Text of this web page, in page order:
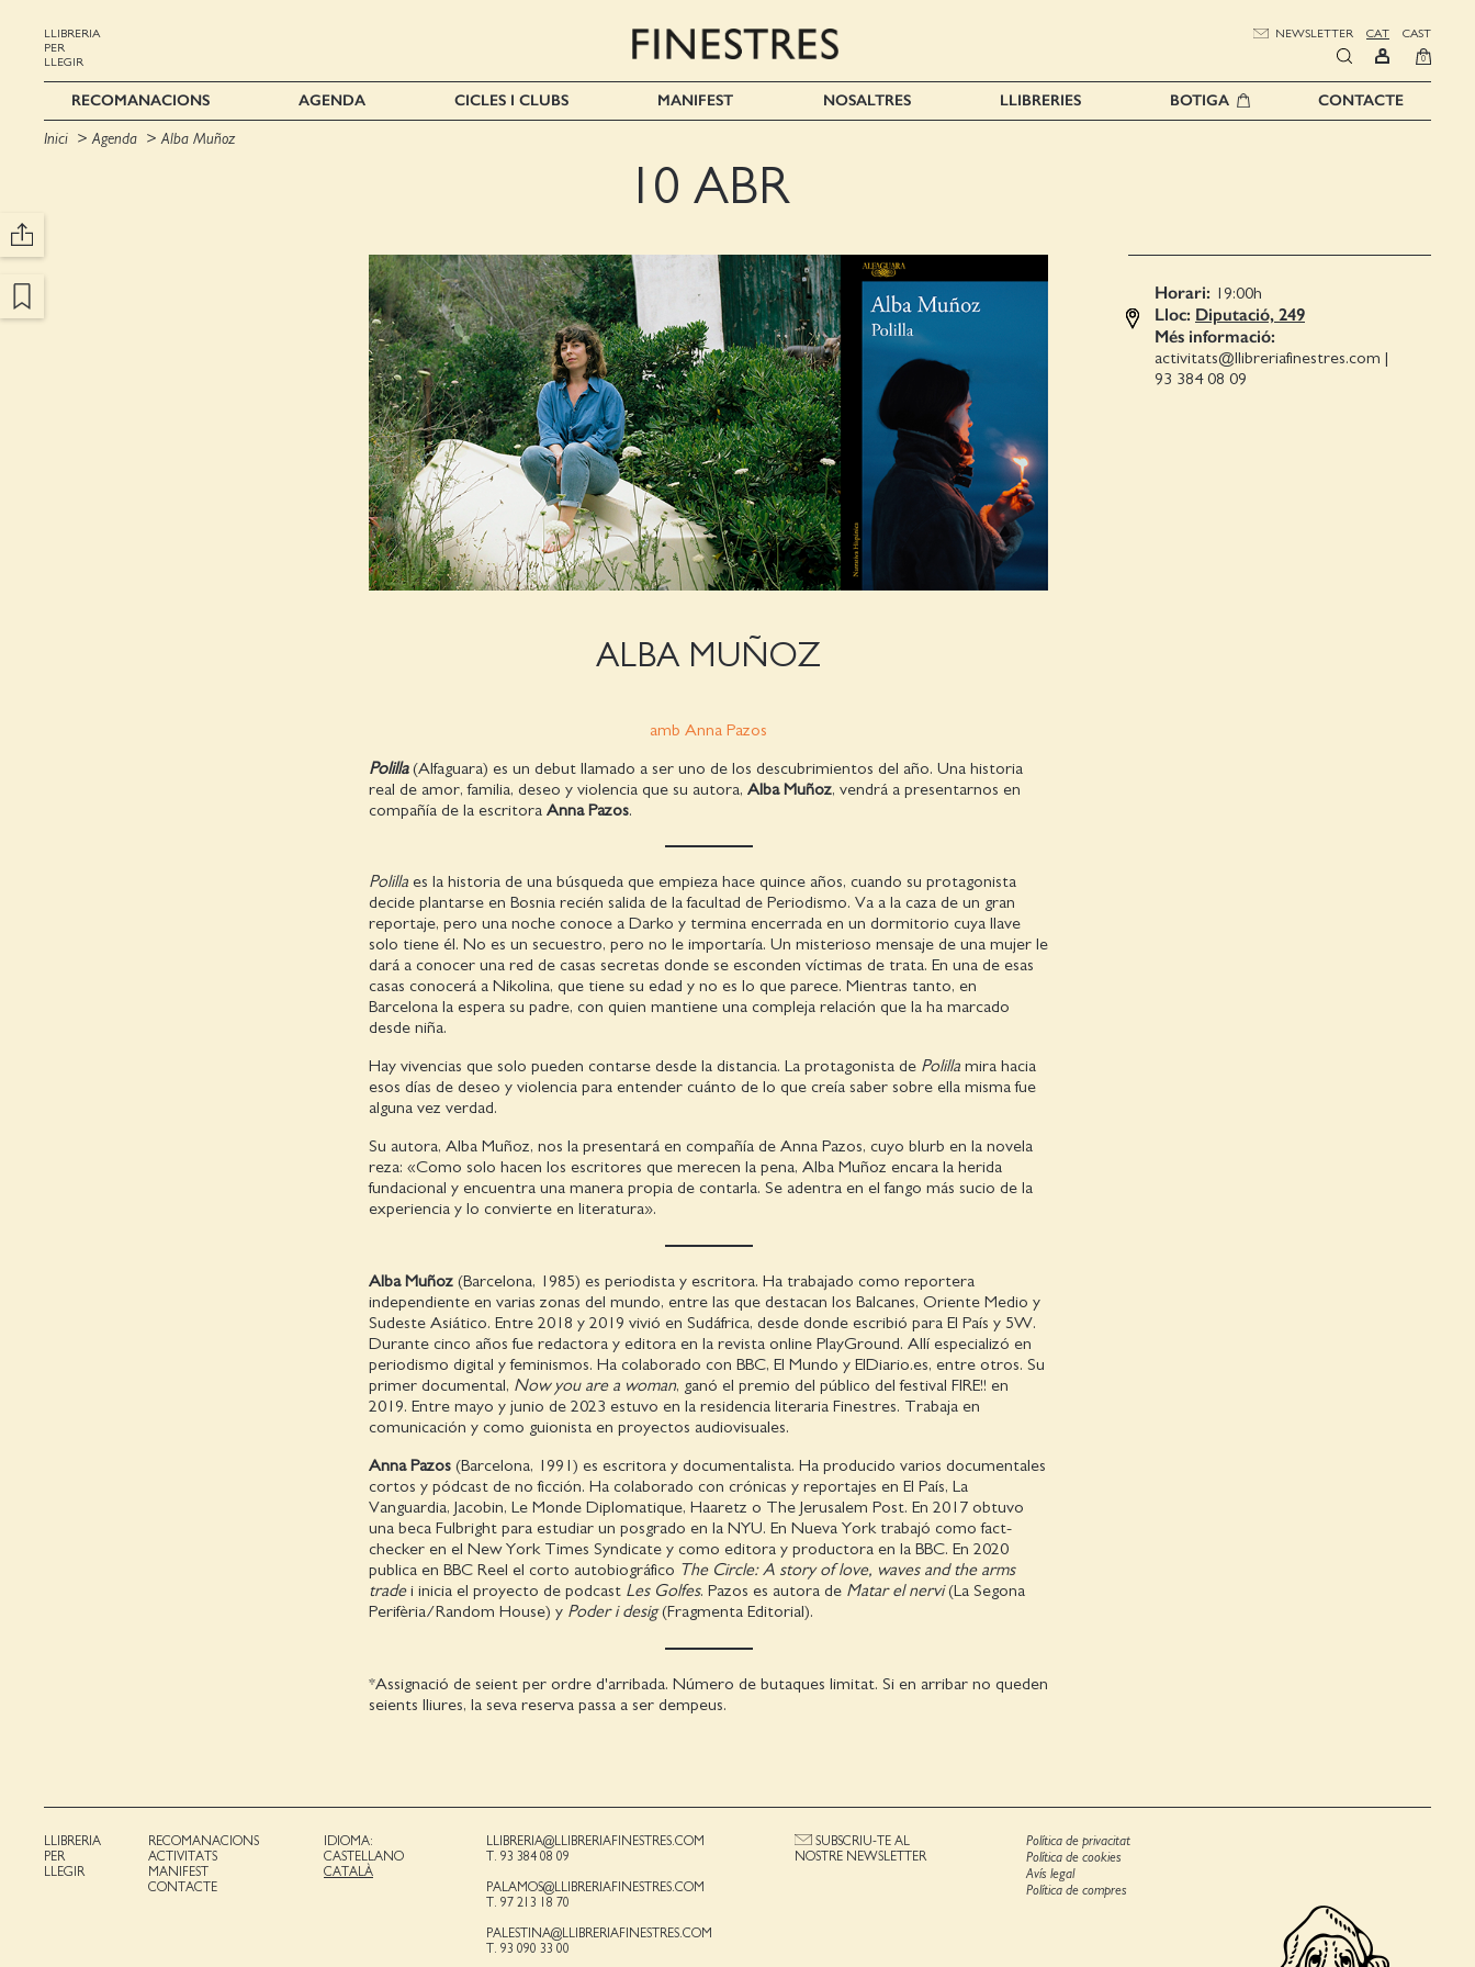
LLIBRERIA
PER
LLEGIR
NEWSLETTER CAT CAST
0
RECOMANACIONS AGENDA CICLES I CLUBS MANIFEST NOSALTRES LLIBRERIES BOTIGA CONTACTE
Inici Agenda Alba Muñoz
10 ABR
ALBA MUÑOZ
amb Anna Pazos
Polilla (Alfaguara) es un debut llamado a ser uno de los descubrimientos del año. Una historia
real de amor, familia, deseo y violencia que su autora, Alba Muñoz, vendrá a presentarnos en
compañía de la escritora Anna Pazos.
Polillaes la historia de una búsqueda que empieza hace quince años, cuando su protagonista
decide plantarse en Bosnia recién salida de la facultad de Periodismo. Va a la caza de un gran
reportaje, pero una noche conoce a Darko y termina encerrada en un dormitorio cuya llave
solo tiene él. No es un secuestro, pero no le importaría. Un misterioso mensaje de una mujer le
dará a conocer una red de casas secretas donde se esconden víctimas de trata. En una de esas
casas conocerá a Nikolina, que tiene su edad y no es lo que parece. Mientras tanto, en
Barcelona la espera su padre, con quien mantiene una compleja relación que la ha marcado
desde niña.
Hay vivencias que solo pueden contarse desde la distancia. La protagonista de Polillamira hacia
esos días de deseo y violencia para entender cuánto de lo que creía saber sobre ella misma fue
alguna vez verdad.
Su autora, Alba Muñoz, nos la presentará en compañía de Anna Pazos, cuyo blurb en la novela
reza: «Como solo hacen los escritores que merecen la pena, Alba Muñoz encara la herida
fundacional y encuentra una manera propia de contarla. Se adentra en el fango más sucio de la
experiencia y lo convierte en literatura».
Alba Muñoz(Barcelona, 1985) es periodista y escritora. Ha trabajado como reportera
independiente en varias zonas del mundo, entre las que destacan los Balcanes, Oriente Medio y
Sudeste Asiático. Entre 2018 y 2019 vivió en Sudáfrica, desde donde escribió para El País y 5W.
Durante cinco años fue redactora y editora en la revista online PlayGround. Allí especializó en
periodismo digital y feminismos. Ha colaborado con BBC, El Mundo y ElDiario.es, entre otros. Su
primer documental, Now you are a woman, ganó el premio del público del festival FIRE!! en
2019. Entre mayo y junio de 2023 estuvo en la residencia literaria Finestres. Trabaja en
comunicación y como guionista en proyectos audiovisuales.
Anna Pazos(Barcelona, 1991) es escritora y documentalista. Ha producido varios documentales
cortos y pódcast de no ficción. Ha colaborado con crónicas y reportajes en El País, La
Vanguardia, Jacobin, Le Monde Diplomatique, Haaretz o The Jerusalem Post. En 2017 obtuvo
una beca Fulbright para estudiar un posgrado en la NYU. En Nueva York trabajó como fact-
checker en el New York Times Syndicate y como editora y productora en la BBC. En 2020
publica en BBC Reel el corto autobiográfico The Circle: A story of love, waves and the arms
tradei inicia el proyecto de podcast Les Golfes. Pazos es autora de Matar el nervi(La Segona
Perifèria/Random House) y Poder i desig(Fragmenta Editorial).
*Assignació de seient per ordre d'arribada. Número de butaques limitat. Si en arribar no queden
seients lliures, la seva reserva passa a ser dempeus.
Horari: 19:00h
Lloc: Diputació, 249
Més informació:
activitats@llibreriafinestres.com |
93 384 08 09
LLIBRERIA
PER
LLEGIR
RECOMANACIONS
ACTIVITATS
MANIFEST
CONTACTE
IDIOMA:
CASTELLANO
CATALÀ
LLIBRERIA@LLIBRERIAFINESTRES.COM
T. 93 384 08 09
PALAMOS@LLIBRERIAFINESTRES.COM
T. 97 213 18 70
PALESTINA@LLIBRERIAFINESTRES.COM
T. 93 090 33 00
SUBSCRIU-TE AL
NOSTRE NEWSLETTER
Política de privacitat
Política de cookies
Avís legal
Política de compres